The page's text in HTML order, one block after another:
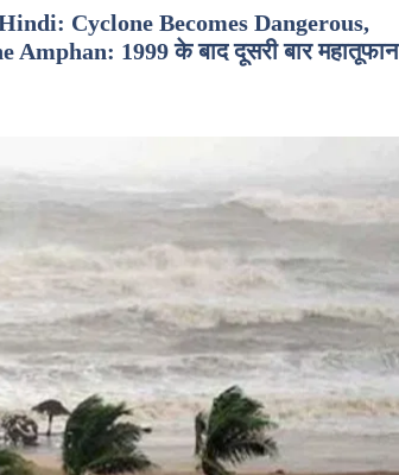
Cyclone Becomes Dangerous,
1999 के बाद दूसरी बार महातूफान